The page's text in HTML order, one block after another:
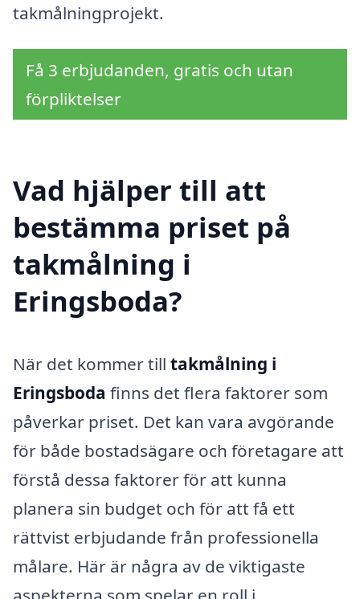
takmålningprojekt.
Få 3 erbjudanden, gratis och utan
förpliktelser
Vad hjälper till att
bestämma priset på
takmålning i
Eringsboda?
När det kommer till takmålning i
Eringsboda finns det flera faktorer som
påverkar priset. Det kan vara avgörande
för både bostadsägare och företagare att
förstå dessa faktorer för att kunna
planera sin budget och för att få ett
rättvist erbjudande från professionella
målare. Här är några av de viktigaste